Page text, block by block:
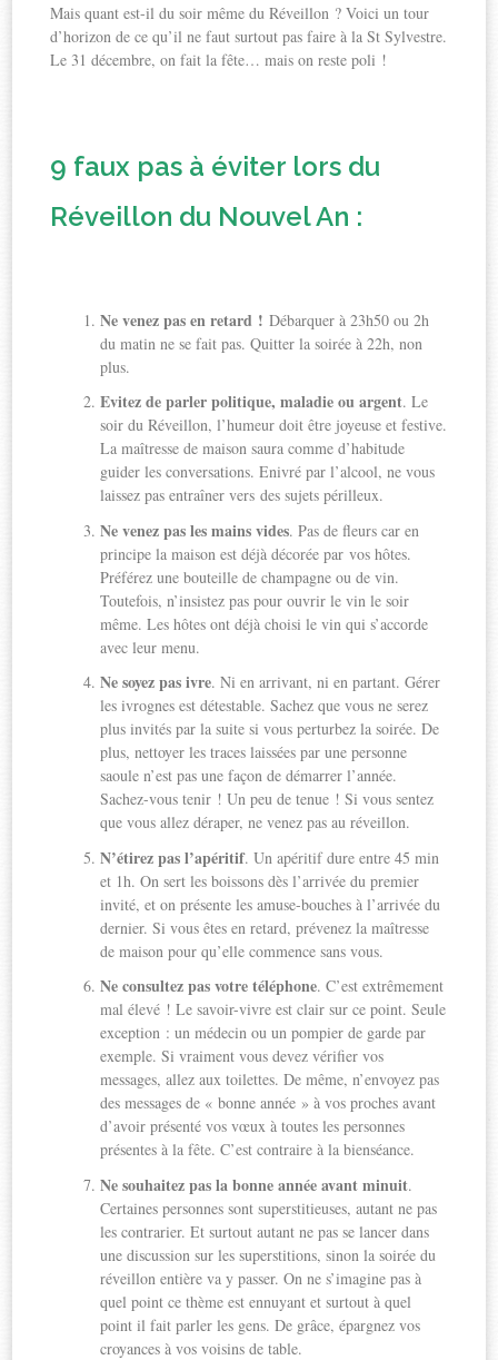
Mais quant est-il du soir même du Réveillon ? Voici un tour
d’horizon de ce qu’il ne faut surtout pas faire à la St Sylvestre.
Le 31 décembre, on fait la fête… mais on reste poli !
9 faux pas à éviter lors du
Réveillon du Nouvel An :
Ne venez pas en retard !Débarquer à 23h50 ou 2h
du matin ne se fait pas. Quitter la soirée à 22h, non
plus.
Evitez de parler politique, maladie ou argent. Le
soir du Réveillon, l’humeur doit être joyeuse et festive.
La maîtresse de maison saura comme d’habitude
guider les conversations. Enivré par l’alcool, ne vous
laissez pas entraîner vers des sujets périlleux.
Ne venez pas les mains vides. Pas de fleurs car en
principe la maison est déjà décorée par vos hôtes.
Préférez une bouteille de champagne ou de vin.
Toutefois, n’insistez pas pour ouvrir le vin le soir
même. Les hôtes ont déjà choisi le vin qui s’accorde
avec leur menu.
Ne soyez pas ivre. Ni en arrivant, ni en partant. Gérer
les ivrognes est détestable. Sachez que vous ne serez
plus invités par la suite si vous perturbez la soirée. De
plus, nettoyer les traces laissées par une personne
saoule n’est pas une façon de démarrer l’année.
Sachez-vous tenir ! Un peu de tenue ! Si vous sentez
que vous allez déraper, ne venez pas au réveillon.
N’étirez pas l’apéritif. Un apéritif dure entre 45 min
et 1h. On sert les boissons dès l’arrivée du premier
invité, et on présente les amuse-bouches à l’arrivée du
dernier. Si vous êtes en retard, prévenez la maîtresse
de maison pour qu’elle commence sans vous.
Ne consultez pas votre téléphone. C’est extrêmement
mal élevé ! Le savoir-vivre est clair sur ce point. Seule
exception : un médecin ou un pompier de garde par
exemple. Si vraiment vous devez vérifier vos
messages, allez aux toilettes. De même, n’envoyez pas
des messages de « bonne année » à vos proches avant
d’avoir présenté vos vœux à toutes les personnes
présentes à la fête. C’est contraire à la bienséance.
Ne souhaitez pas la bonne année avant minuit.
Certaines personnes sont superstitieuses, autant ne pas
les contrarier. Et surtout autant ne pas se lancer dans
une discussion sur les superstitions, sinon la soirée du
réveillon entière va y passer. On ne s’imagine pas à
quel point ce thème est ennuyant et surtout à quel
point il fait parler les gens. De grâce, épargnez vos
croyances à vos voisins de table.